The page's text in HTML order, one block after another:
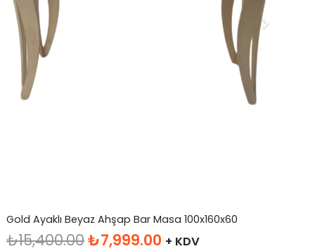
Gold Ayaklı Beyaz Ahşap Bar Masa 100x160x60
₺15,400.00Orijinal
₺7,999.00 Şu
+ KDV